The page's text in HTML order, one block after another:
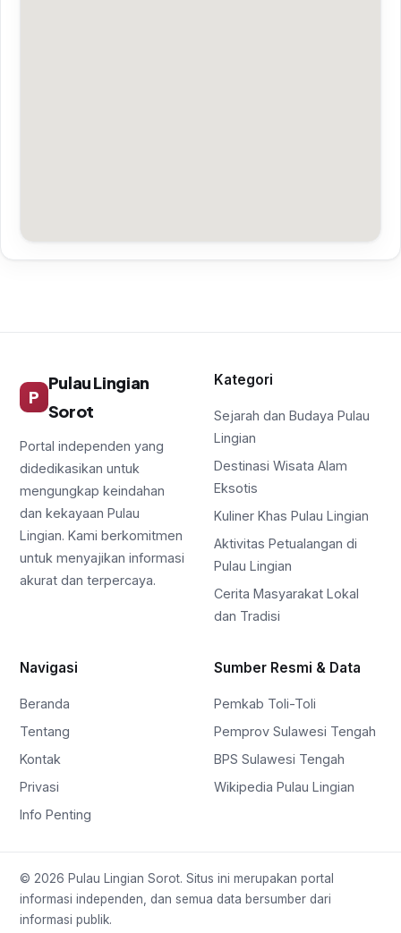
P
Pulau Lingian
Sorot
Portal independen yang
didedikasikan untuk
mengungkap keindahan
dan kekayaan Pulau
Lingian. Kami berkomitmen
untuk menyajikan informasi
akurat dan terpercaya.
Kategori
Sejarah dan Budaya Pulau
Lingian
Destinasi Wisata Alam
Eksotis
Kuliner Khas Pulau Lingian
Aktivitas Petualangan di
Pulau Lingian
Cerita Masyarakat Lokal
dan Tradisi
Navigasi
Beranda
Tentang
Kontak
Privasi
Info Penting
Sumber Resmi & Data
Pemkab Toli-Toli
Pemprov Sulawesi Tengah
BPS Sulawesi Tengah
Wikipedia Pulau Lingian
© 2026 Pulau Lingian Sorot. Situs ini merupakan portal
informasi independen, dan semua data bersumber dari
informasi publik.